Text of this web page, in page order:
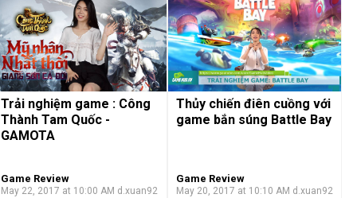
Trải nghiệm game : Công
Thành Tam Quốc -
GAMOTA
Game Review
May 22, 2017 at 10:00 AM d.xuan92
Thủy chiến điên cuồng với
game bắn súng Battle Bay
Game Review
May 20, 2017 at 10:10 AM d.xuan92